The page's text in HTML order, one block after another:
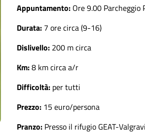
Appuntamento: Ore 9.00 Parcheggio
Durata: 7 ore circa (9-16)
Dislivello: 200 m circa
Km:8 km circa a/r
Difficoltà: per tutti
Prezzo: 15 euro/persona
Pranzo: Presso il rifugio GEAT-